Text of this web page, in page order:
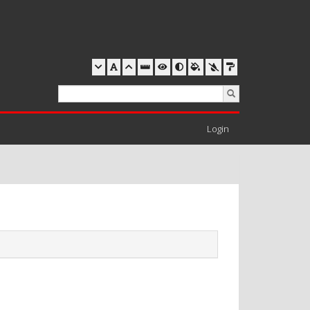
Login